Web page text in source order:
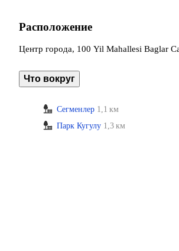
Расположение
Центр города, 100 Yil Mahallesi Baglar
Что вокруг
Сегменлер 1,1 км
Парк Кугулу 1,3 км